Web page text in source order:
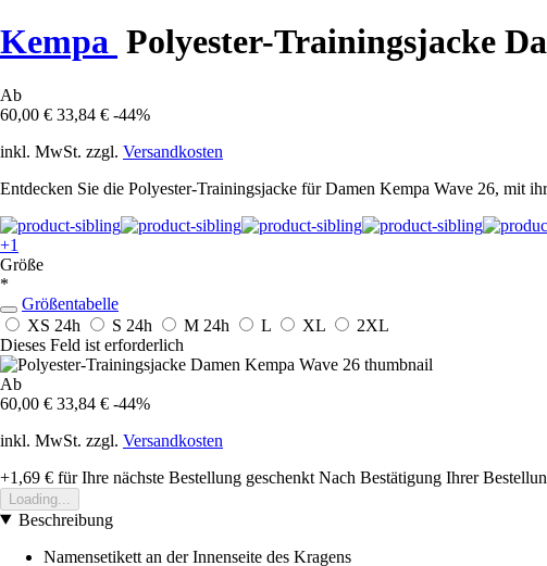
Kempa Polyester-Trainingsjacke
Ab
60,00 € 33,84 € -44%
inkl. MwSt. zzgl. Versandkosten
Entdecken Sie die Polyester-Trainingsjacke für Damen Kempa Wave 26, mit
+1
Größe
*
Größentabelle
XS 24h S 24h M 24h L XL
2XL
Dieses Feld ist erforderlich
Ab
60,00 € 33,84 € -44%
inkl. MwSt. zzgl. Versandkosten
+1,69 € für Ihre nächste Bestellung geschenkt Nach Bestätigung Ihrer
Loading...
Beschreibung
Namensetikett an der Innenseite des Kragens